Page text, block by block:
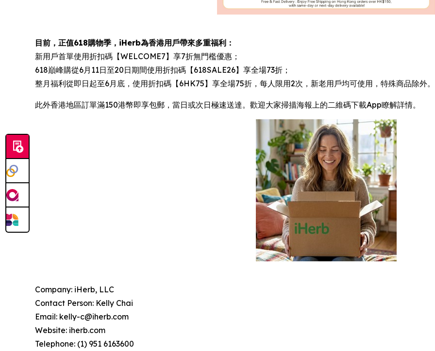
目前，正值618購物季，iHerb為香港用戶帶來多重福利：
新用戶首單使用折扣碼【WELCOME7】享7折無門檻優惠；
618巔峰購從6月11日至20日期間使用折扣碼【618SALE26】享全場73折；
整月福利從即日起至6月底，使用折扣碼【6HK75】享全場75折，每人限用2次，新老用戶均可使用，特殊商品除外。
此外香港地區訂單滿150港幣即享包郵，當日或次日極速送達。歡迎大家掃描海報上的二維碼下載App瞭解詳情。
Company: iHerb, LLC
Contact Person: Kelly Chai
Email: kelly-c@iherb.com
Website: iherb.com
Telephone: (1) 951 6163600